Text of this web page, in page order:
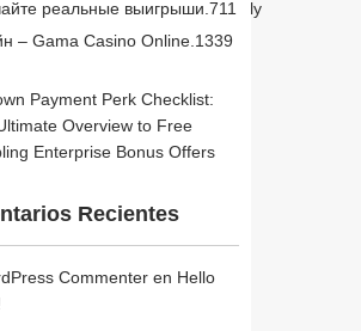
and effective results directly
clients with specific niche
реальные выигрыши.711
– Gama Casino Online.1339
Payment Perk Checklist:
Overview to Free
Enterprise Bonus Offers
Recientes
Commenter en Hello